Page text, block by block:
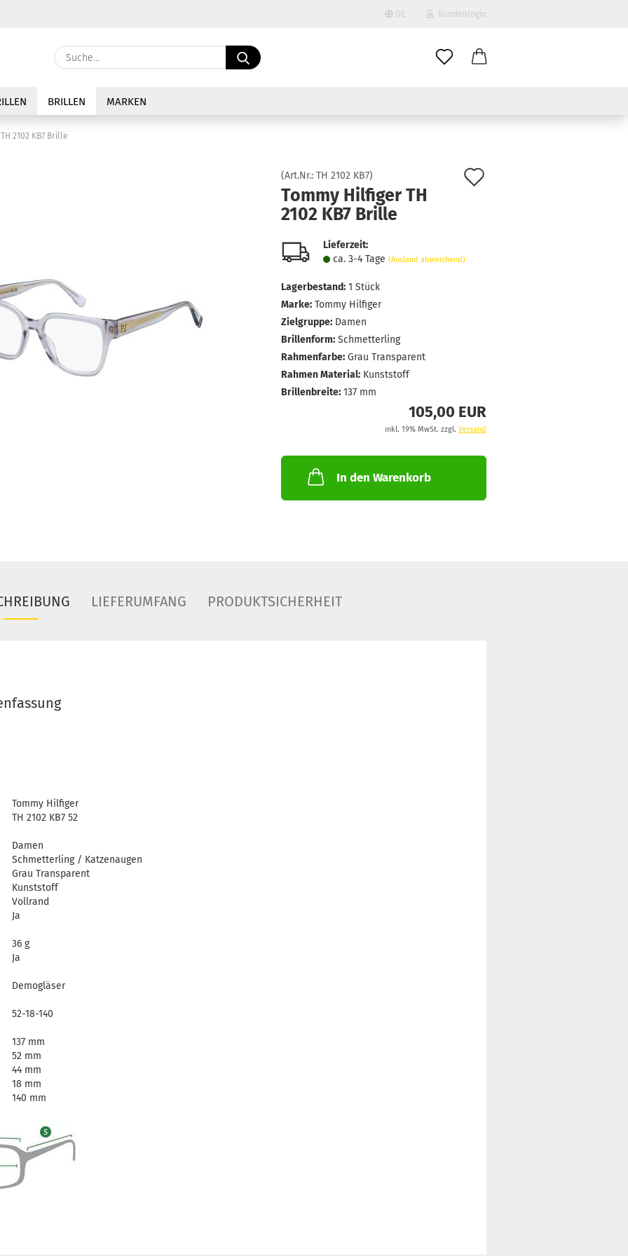
DE
Sprache auswählen
Kundenlogin
Konto erstellen
Suche...
BRILLEN MARKEN
2102 KB7 Brille
(Art.Nr.: TH 2102 KB7)
Tommy Hilfiger TH
2102 KB7 Brille
Lieferzeit:
ca. 3-4 Tage (Ausland abweichend)
Lagerbestand: 1 Stück
Marke: Tommy Hilfiger
Zielgruppe: Damen
Brillenform: Schmetterling
Rahmenfarbe: Grau Transparent
Rahmen Material: Kunststoff
Brillenbreite: 137 mm
105,00 EUR
inkl. 19% MwSt. zzgl. Versand
In den Warenkorb
LIEFERUMFANG PRODUKTSICHERHEIT
Tommy Hilfiger
TH 2102 KB7 52
Damen
Schmetterling / Katzenaugen
Grau Transparent
Kunststoff
Vollrand
Ja
36 g
Ja
Demogläser
52-18-140
137 mm
52 mm
44 mm
18 mm
140 mm